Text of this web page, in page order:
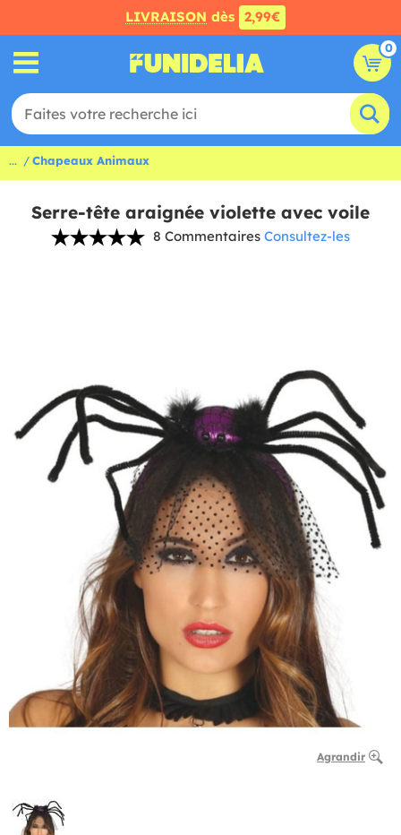
LIVRAISON dès 2,99€
0
... Chapeaux Animaux
Serre-tête araignée violette avec voile
8 Commentaires Consultez-les
Agrandir